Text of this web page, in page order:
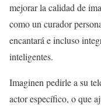
mejorar la calidad de
como un curador
encantará e incluso
inteligentes.
Imaginen pedirle a su
actor específico, o que